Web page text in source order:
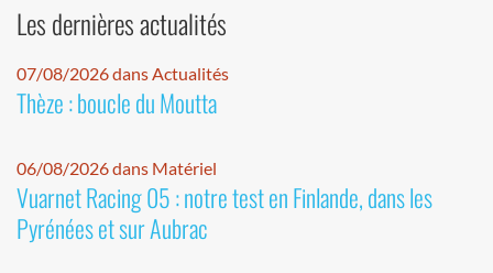
Les dernières actualités
07/08/2026 dans Actualités
Thèze : boucle du Moutta
06/08/2026 dans Matériel
Vuarnet Racing 05 : notre test en Finlande, dans les
Pyrénées et sur Aubrac